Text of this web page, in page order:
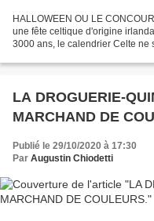
HALLOWEEN OU LE
une fête celtique d'origine
3000 ans, le calendrier Celte ne
LA DROGUERIE-
MARCHAND DE
Publié le 29/10/2020 à 17:30
Par Augustin Chiodetti